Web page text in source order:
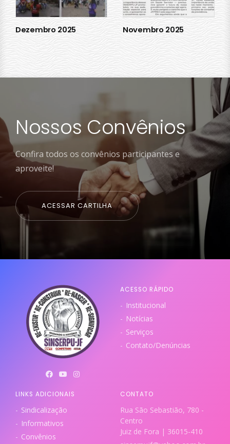
Dezembro 2025 Novembro 2025
Nossos Convênios
Confira todos os convênios participantes e
aproveite!
ACESSAR CARTILHA
ACESSO RÁPIDO
Institucional
Notícias
Serviços
Contato/Denúncias
LINKS ADICIONAIS
Sindicalização
Informativos
Convênios
CONTATO
Rua São Sebastião, 780 -
Centro
Juiz de Fora | 36015-410